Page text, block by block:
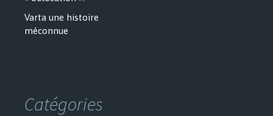
Varta une histoire
méconnue
Catégories